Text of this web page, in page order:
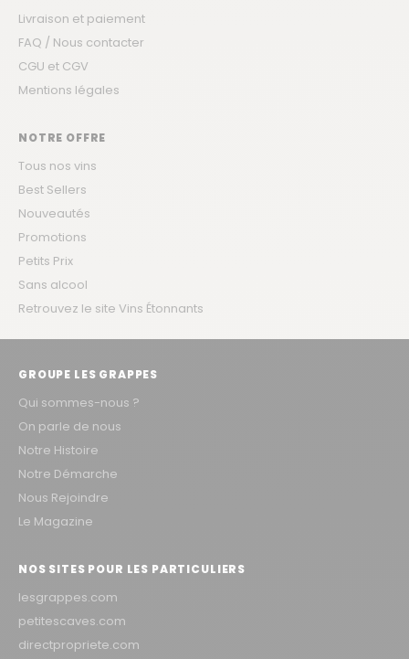
Livraison et paiement
FAQ / Nous contacter
CGU et CGV
Mentions légales
NOTRE OFFRE
Tous nos vins
Best Sellers
Nouveautés
Promotions
Petits Prix
Sans alcool
Retrouvez le site Vins Étonnants
GROUPE LES GRAPPES
Qui sommes-nous ?
On parle de nous
Notre Histoire
Notre Démarche
Nous Rejoindre
Le Magazine
NOS SITES POUR LES PARTICULIERS
lesgrappes.com
petitescaves.com
directpropriete.com